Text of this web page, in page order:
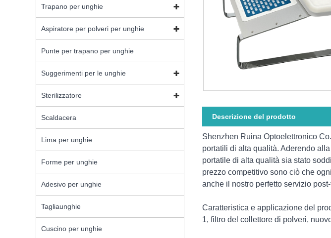
Trapano per unghie
Aspiratore per polveri per unghie
Punte per trapano per unghie
Suggerimenti per le unghie
Sterilizzatore
Scaldacera
Lima per unghie
Forme per unghie
Adesivo per unghie
Tagliaunghie
Cuscino per unghie
Descrizione del prodotto
Shenzhen Ruina Optoelettronico
portatili di alta qualità. Aderendo
portatile di alta qualità sia stato
prezzo competitivo sono ciò che
anche il nostro perfetto servizio
Caratteristica e applicazione del
1, filtro del collettore di polveri,